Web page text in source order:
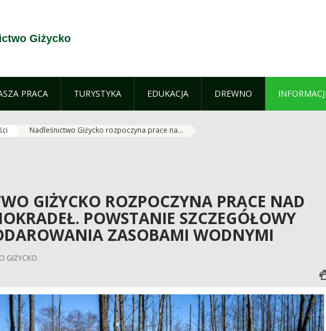
Giżycko
PRACA TURYSTYKA EDUKACJA DREWNO
Nadleśnictwo Giżycko rozpoczyna prace na...
GIŻYCKO ROZPOCZYNA PRACE NAD
POWSTANIE SZCZEGÓŁOWY
ZASOBAMI WODNYMI
GIŻYCKO